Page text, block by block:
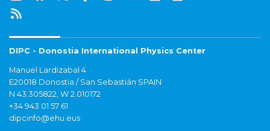
DIPC - Donostia International Physics Center
Manuel Lardizabal 4
E20018 Donostia / San Sebastián SPAIN
N 43.305822, W 2.010172
+34 943 01 57 61
dipcinfo@ehu.eus